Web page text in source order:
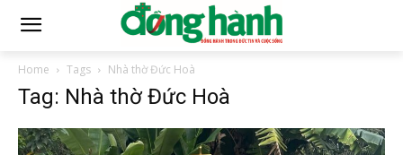
Home Tags Nhà thờ Đức Hoà
Tag: Nhà thờ Đức Hoà